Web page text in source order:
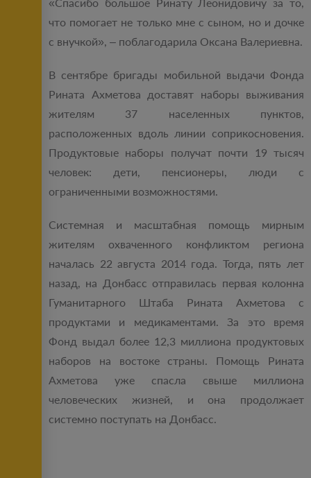
«Спасибо большое Ринату Леонидовичу за то,
что помогает не только мне с сыном, но и дочке
с внучкой», – поблагодарила Оксана Валериевна.
В сентябре бригады мобильной выдачи Фонда
Рината Ахметова доставят наборы выживания
жителям 37 населенных пунктов,
расположенных вдоль линии соприкосновения.
Продуктовые наборы получат почти 19 тысяч
человек: дети, пенсионеры, люди с
ограниченными возможностями.
Системная и масштабная помощь мирным
жителям охваченного конфликтом региона
началась 22 августа 2014 года. Тогда, пять лет
назад, на Донбасс отправилась первая колонна
Гуманитарного Штаба Рината Ахметова с
продуктами и медикаментами. За это время
Фонд выдал более 12,3 миллиона продуктовых
наборов на востоке страны. Помощь Рината
Ахметова уже спасла свыше миллиона
человеческих жизней, и она продолжает
системно поступать на Донбасс.